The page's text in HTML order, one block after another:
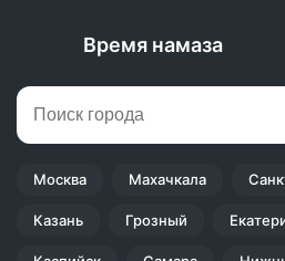
Время намаза
Москва Махачкала
Казань Грозный